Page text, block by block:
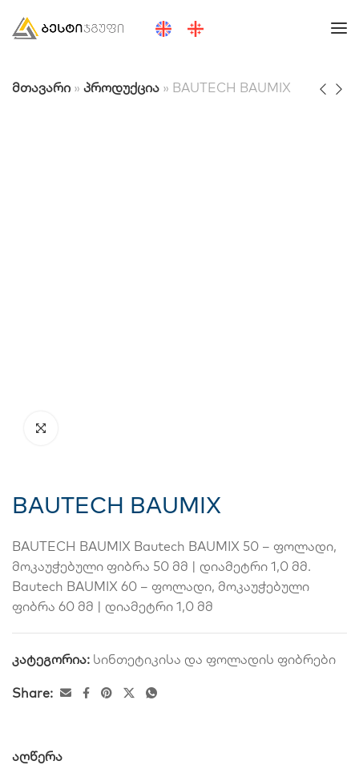
მთავარი » პროდუქცია » BAUTECH BAUMIX
BAUTECH BAUMIX
BAUTECH BAUMIX Bautech BAUMIX 50 – ფოლადი,
მოკაუჭებული ფიბრა 50 მმ | დიამეტრი 1,0 მმ.
Bautech BAUMIX 60 – ფოლადი, მოკაუჭებული
ფიბრა 60 მმ | დიამეტრი 1,0 მმ
კატეგორია: სინთეტიკისა და ფოლადის ფიბრები
Share:
ᲐᲦᲬᲔᲠᲐ